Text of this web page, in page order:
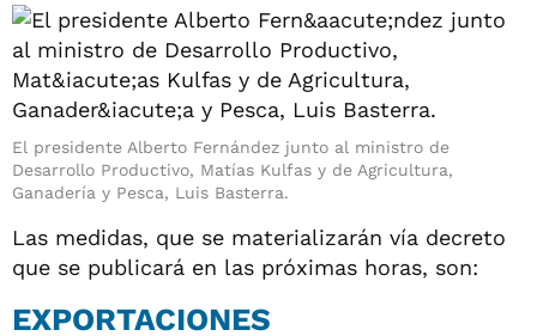
El presidente Alberto Fernández junto al ministro de
Desarrollo Productivo, Matías Kulfas y de Agricultura,
Ganadería y Pesca, Luis Basterra.
Las medidas, que se materializarán vía decreto
que se publicará en las próximas horas, son:
EXPORTACIONES